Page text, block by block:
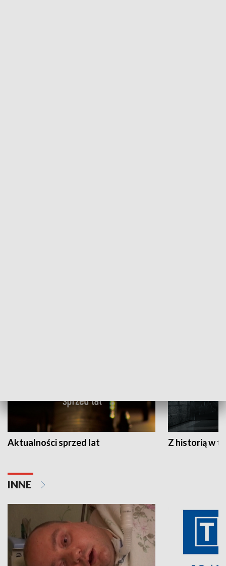
Aktualności sprzed lat Z historią w
INNE